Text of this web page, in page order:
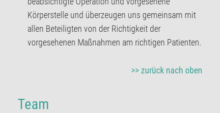
Körperstelle und überzeugen uns gemeinsam mit
allen Beteiligten von der Richtigkeit der
vorgesehenen Maßnahmen am richtigen Patienten.
>> zurück nach oben
Team